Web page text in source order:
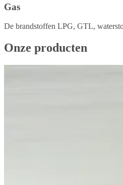
Gas
De brandstoffen LPG, GTL,
Onze producten